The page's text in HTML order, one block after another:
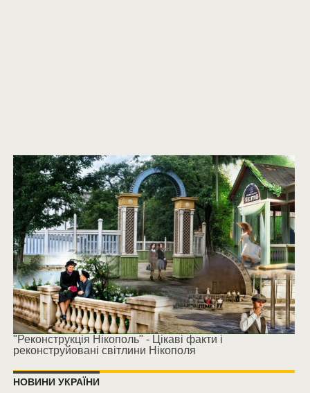
"Реконструкція Нікополь" - Цікаві факти і
реконструйовані світлини Нікополя
НОВИНИ УКРАЇНИ